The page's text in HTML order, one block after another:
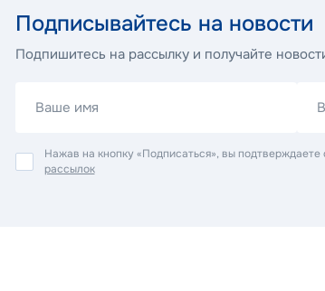
Подписывайтесь на новости
Подпишитесь на рассылку и получайте
Ваше имя
Нажав на кнопку «Подписаться», вы подтверждаете
рассылок